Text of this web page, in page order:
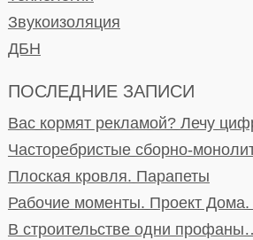
Звукоизоляция
ДБН
ПОСЛЕДНИЕ ЗАПИСИ
Вас кормят рекламой? Лечу
Часторебристые сборно-
Плоская кровля. Парапеты
Рабочие моменты. Проект Дома.
В строительстве одни